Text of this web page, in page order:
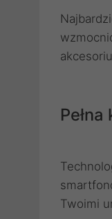
Twoimi